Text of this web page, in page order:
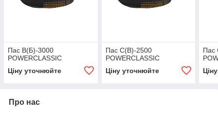
Пас В(Б)-3000
POWERCLASSIC
Ціну уточнюйте
Пас С(В)-2500
POWERCLASSIC
Ціну уточнюйте
Пас
Про нас